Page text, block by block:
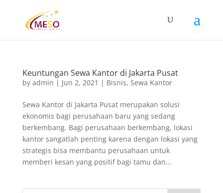
Keuntungan Sewa Kantor di Jakarta Pusat
by admin | Jun 2, 2021 | Bisnis, Sewa Kantor
Sewa Kantor di Jakarta Pusat merupakan solusi
ekonomis bagi perusahaan baru yang sedang
berkembang. Bagi perusahaan berkembang, lokasi
kantor sangatlah penting karena dengan lokasi yang
strategis bisa membantu perusahaan untuk
memberi kesan yang positif bagi tamu dan...